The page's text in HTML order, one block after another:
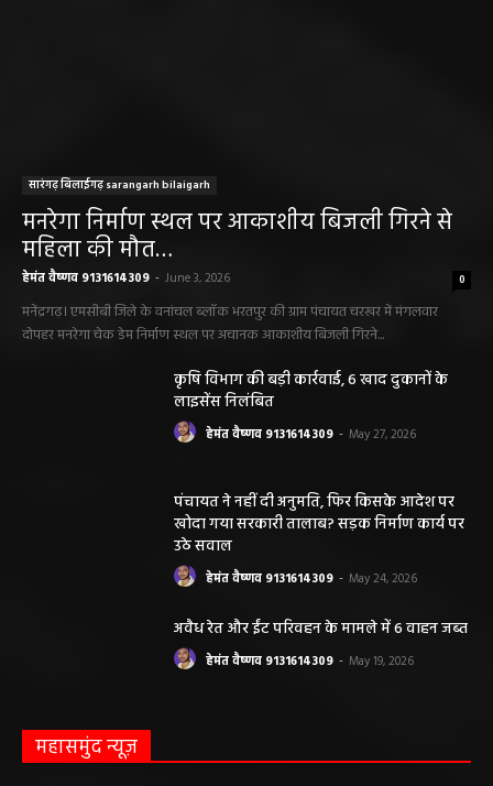
सारंगढ़ बिलाईगढ़ sarangarh bilaigarh
मनरेगा निर्माण स्थल पर आकाशीय बिजली गिरने से
महिला की मौत…
हेमंत वैष्णव 9131614309 - June 3, 2026 0
मनेंद्रगढ़। एमसीबी जिले के वनांचल ब्लॉक भरतपुर की ग्राम पंचायत चरखर में मंगलवार
दोपहर मनरेगा चेक डेम निर्माण स्थल पर अचानक आकाशीय बिजली गिरने...
कृषि विभाग की बड़ी कार्रवाई, 6 खाद दुकानों के
लाइसेंस निलंबित
हेमंत वैष्णव 9131614309 - May 27, 2026
पंचायत ने नहीं दी अनुमति, फिर किसके आदेश पर
खोदा गया सरकारी तालाब? सड़क निर्माण कार्य पर
उठे सवाल
हेमंत वैष्णव 9131614309 - May 24, 2026
अवैध रेत और ईंट परिवहन के मामले में 6 वाहन जब्त
हेमंत वैष्णव 9131614309 - May 19, 2026
महासमुंद न्यूज़